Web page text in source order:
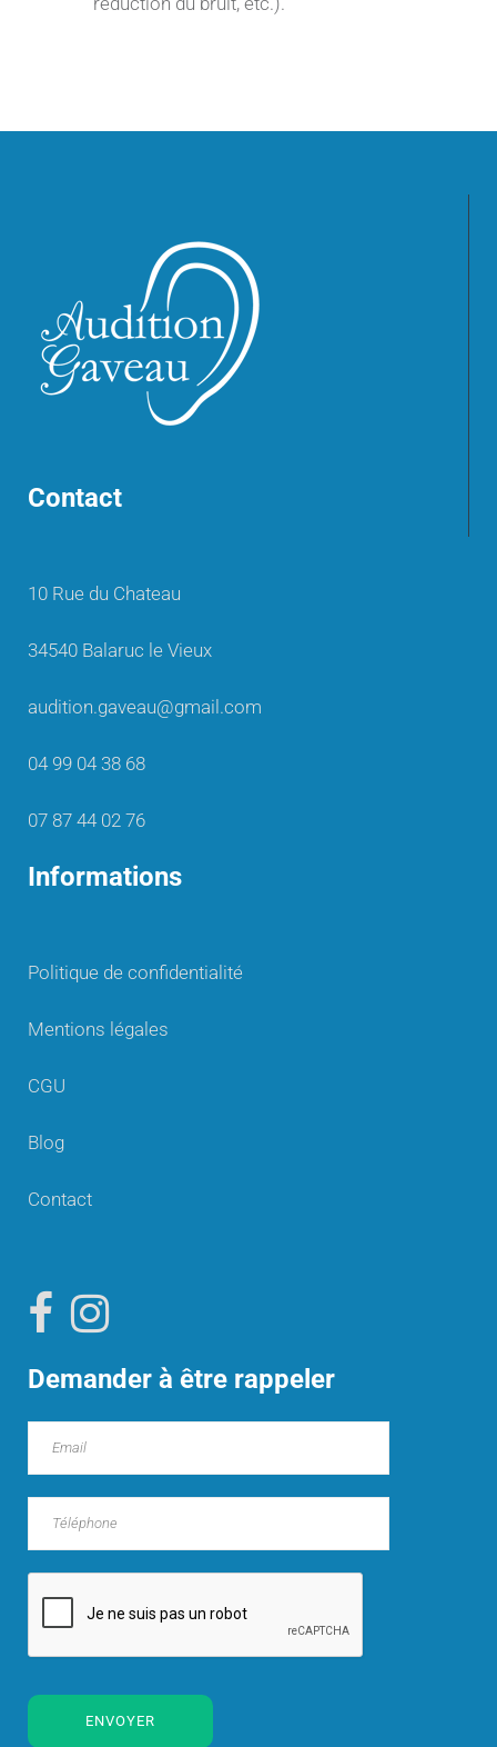
Contact
10 Rue du Chateau
34540 Balaruc le Vieux
audition.gaveau@gmail.com
04 99 04 38 68
07 87 44 02 76
Informations
Politique de confidentialité
Mentions légales
CGU
Blog
Contact
Demander à être rappeler